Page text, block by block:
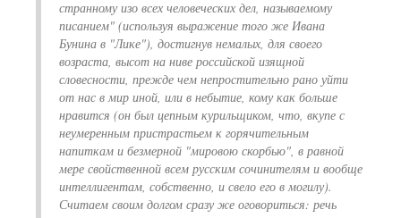
странному изо всех человеческих дел, называемому
писанием" (используя выражение того же Ивана
Бунина в "Лике"), достигнув немалых, для своего
возраста, высот на ниве российской изящной
словесности, прежде чем непростительно рано уйти
от нас в мир иной, или в небытие, кому как больше
нравится (он был цепным курильщиком, что, вкупе с
неумеренным пристрастьем к горячительным
напиткам и безмерной "мировою скорбью", в равной
мере свойственной всем русским сочинителям и вообще
интеллигентам, собственно, и свело его в могилу).
Считаем своим долгом сразу же оговориться: речь